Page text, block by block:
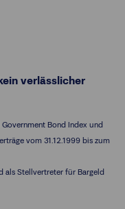
verlässlicher
Bond Index und
vom 31.12.1999 bis zum
als Stellvertreter für Bargeld